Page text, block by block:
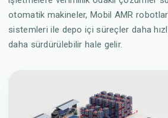
otomatik makineler, Mobil AMR
sistemleri ile depo içi süreçler daha
daha sürdürülebilir hale gelir.